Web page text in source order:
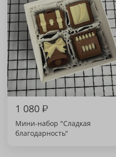
1 080₽
Мини-набор "Сладкая
благодарность"